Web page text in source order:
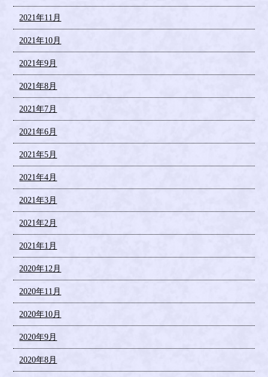
2021年11月
2021年10月
2021年9月
2021年8月
2021年7月
2021年6月
2021年5月
2021年4月
2021年3月
2021年2月
2021年1月
2020年12月
2020年11月
2020年10月
2020年9月
2020年8月